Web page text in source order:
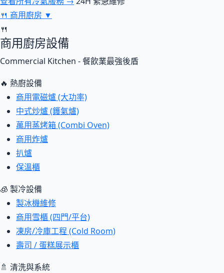
🍴 商用廚房 ▼
🍴
商用廚房設備
Commercial Kitchen - 餐飲業最強後盾
🔥 熱廚設備
商用電磁爐 (大功率)
中式炒爐 (鑊氣爐)
萬用蒸烤箱 (Combi Oven)
商用炸爐
扒爐
保溫櫃
🧊 製冷設備
製冰機維修
商用雪櫃 (四門/平台)
凍房/冷庫工程 (Cold Room)
壽司 / 蛋糕展示櫃
🚿 清洗與系統